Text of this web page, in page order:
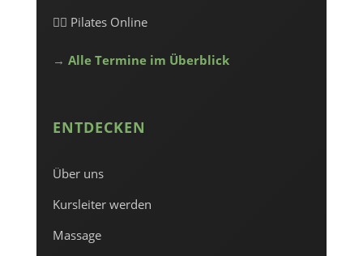
🧘‍♀️ Pilates Online
→ Alle Termine im Überblick
ENTDECKEN
Über uns
Kursleiter werden
Massage